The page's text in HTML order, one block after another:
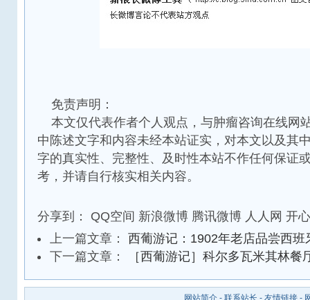
免责声明：
本文仅代表作者个人观点，与肿瘤咨询在线网
中陈述文字和内容未经本站证实，对本文以及其
字的真实性、完整性、及时性本站不作任何保证
考，并请自行核实相关内容。
分享到： QQ空间 新浪微博 腾讯微博 人人网 开
上一篇文章： 西葡游记：1902年老店品尝西班
下一篇文章：
［西葡游记］科尔多瓦米其林餐
网站简介- 联系站长 - 友情链接-